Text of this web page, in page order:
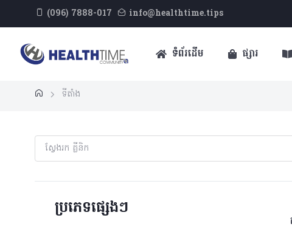
(096) 7888-017 info@healthtime.tips
ទំព័រដើម ផ្សារ
ទីតាំង
ប្រភេទផ្សេងៗ